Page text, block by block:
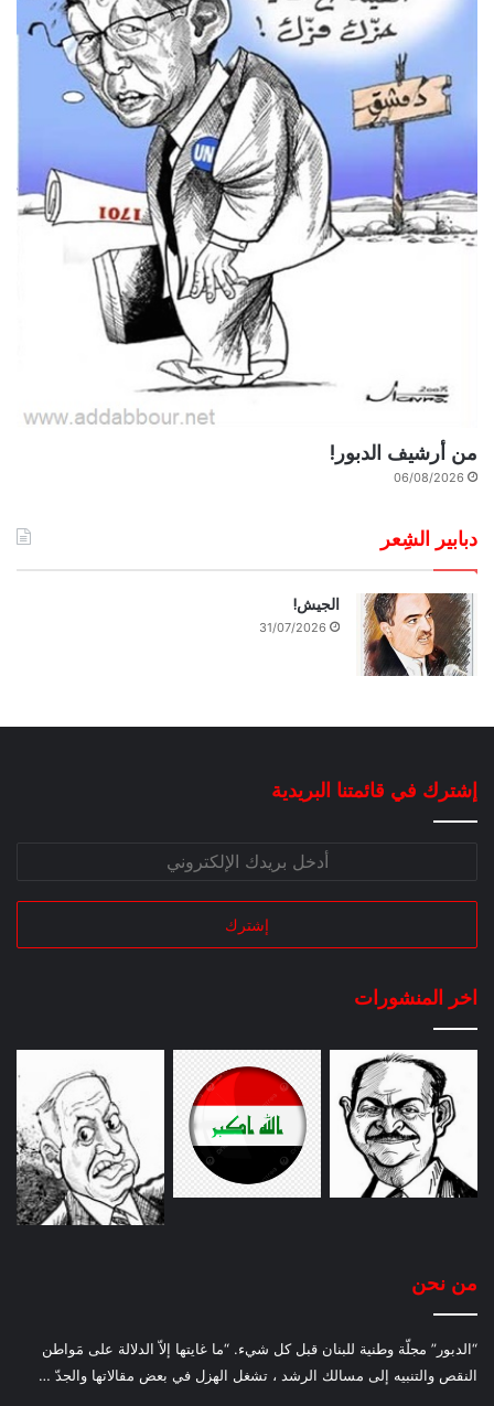
من أرشيف الدبور!
06/08/2026
دبابير الشِعر
الجيش!
31/07/2026
إشترك في قائمتنا البريدية
اخر المنشورات
من نحن
“الدبور” مجلّة وطنية للبنان قبل كل شيء. “ما غايتها إلاّ الدلالة على مَواطن
النقص والتنبيه إلى مسالك الرشد ، تشغل الهزل في بعض مقالاتها والجدّ …